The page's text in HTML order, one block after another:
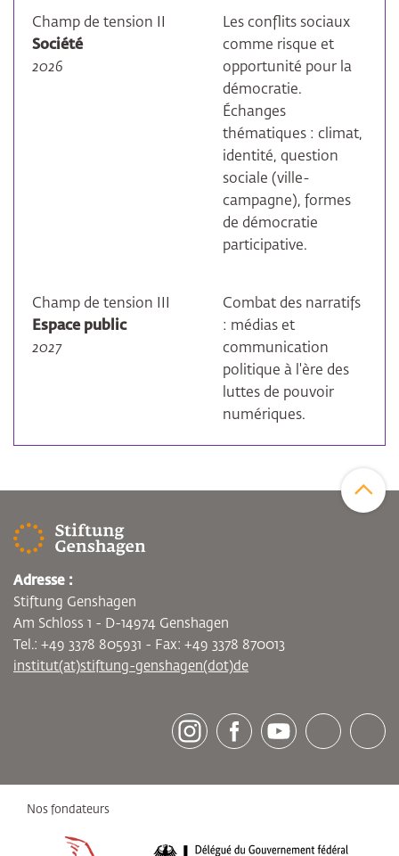
Champ de tension II
Société
2026
Les conflits sociaux
comme risque et
opportunité pour la
démocratie.
Échanges
thématiques : climat,
identité, question
sociale (ville-
campagne), formes
de démocratie
participative.
Champ de tension III
Espace public
2027
Combat des narratifs
: médias et
communication
politique à l'ère des
luttes de pouvoir
numériques.
[socialLinksTitle]
Adresse :
Stiftung Genshagen
Am Schloss 1 - D-14974 Genshagen
Tel.: +49 3378 805931 - Fax: +49 3378 870013
institut(at)stiftung-genshagen(dot)de
Nos fondateurs